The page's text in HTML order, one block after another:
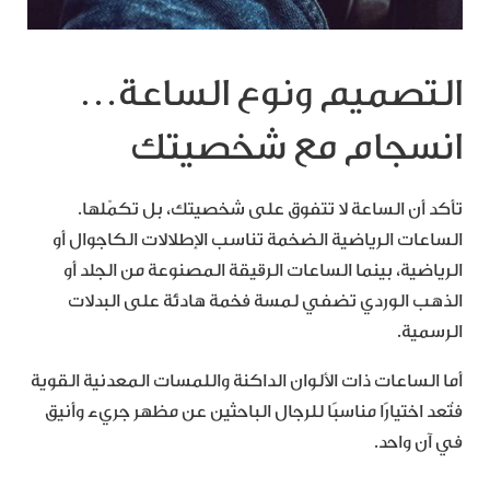
التصميم ونوع الساعة…
انسجام مع شخصيتك
تأكد أن الساعة لا تتفوق على شخصيتك، بل تكمّلها.
الساعات الرياضية الضخمة تناسب الإطلالات الكاجوال أو
الرياضية، بينما الساعات الرقيقة المصنوعة من الجلد أو
الذهب الوردي تضفي لمسة فخمة هادئة على البدلات
الرسمية.
أما الساعات ذات الألوان الداكنة واللمسات المعدنية القوية
فتُعد اختيارًا مناسبًا للرجال الباحثين عن مظهر جريء وأنيق
في آن واحد.